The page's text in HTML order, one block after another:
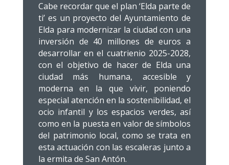
Cabe recordar que el plan ‘Elda parte de
ti’ es un proyecto del Ayuntamiento de
Elda para modernizar la ciudad con una
inversión de 40 millones de euros a
desarrollar en el cuatrienio 2025-2028,
con el objetivo de hacer de Elda una
ciudad más humana, accesible y
moderna en la que vivir, poniendo
especial atención en la sostenibilidad, el
ocio infantil y los espacios verdes, así
como en la puesta en valor de símbolos
del patrimonio local, como se trata en
esta actuación con las escaleras junto a
la ermita de San Antón.